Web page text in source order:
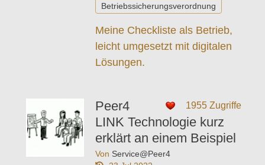
Betriebssicherungsverordnung
Meine Checkliste als Betrieb,
leicht umgesetzt mit digitalen
Lösungen.
1955 Zugriffe
Peer4
LINK Technologie kurz
erklärt an einem Beispiel
Von Service@Peer4